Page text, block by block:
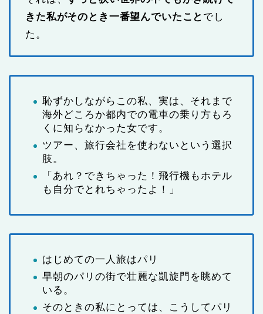
きた私がそのとき一番望んでいたこと でし
た。
恥ずかしながらこの私、実は、それまで
海外どころか都内での電車の乗り方もろ
くに知らなかった女です。
ツアー、旅行会社を使わないという選択
肢。
「あれ？できちゃった！飛行機もホテル
も自分でとれちゃったよ！」
はじめての一人旅はパリ
早朝のパリの街で壮麗な凱旋門を眺めて
いる。
そのときの私にとっては、こうしてパリ